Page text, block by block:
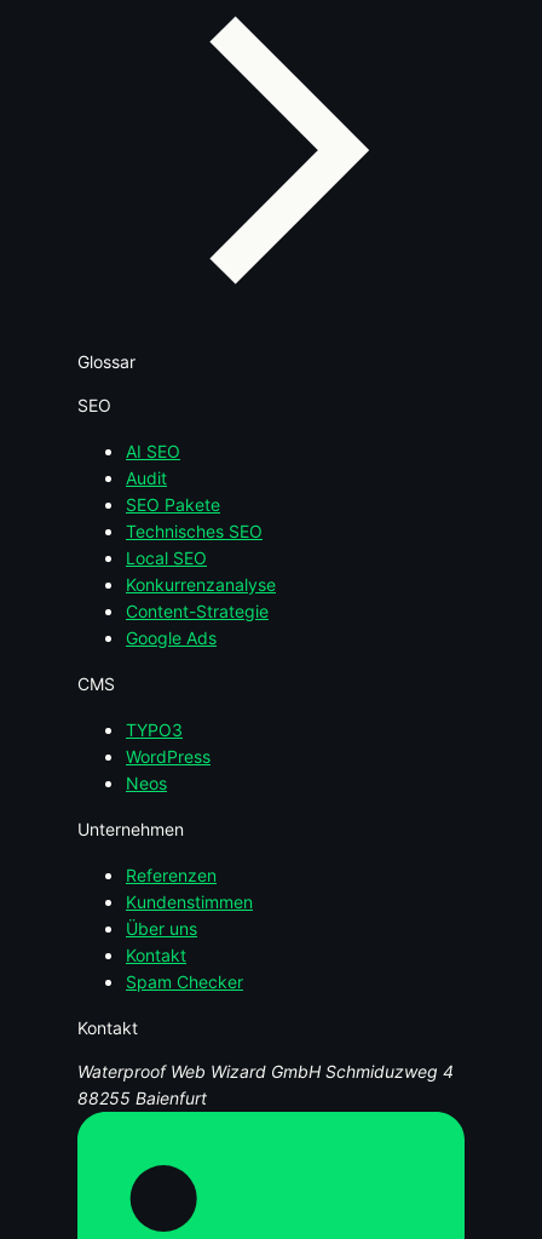
Glossar
SEO
AI SEO
Audit
SEO Pakete
Technisches SEO
Local SEO
Konkurrenzanalyse
Content-Strategie
Google Ads
CMS
TYPO3
WordPress
Neos
Unternehmen
Referenzen
Kundenstimmen
Über uns
Kontakt
Spam Checker
Kontakt
Waterproof Web Wizard GmbH Schmiduzweg 4
88255 Baienfurt